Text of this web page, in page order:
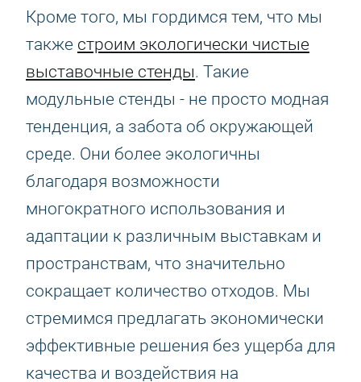
Кроме того, мы гордимся тем, что мы
также строим экологически чистые
выставочные стенды. Такие
модульные стенды - не просто модная
тенденция, а забота об окружающей
среде. Они более экологичны
благодаря возможности
многократного использования и
адаптации к различным выставкам и
пространствам, что значительно
сокращает количество отходов. Мы
стремимся предлагать экономически
эффективные решения без ущерба для
качества и воздействия на